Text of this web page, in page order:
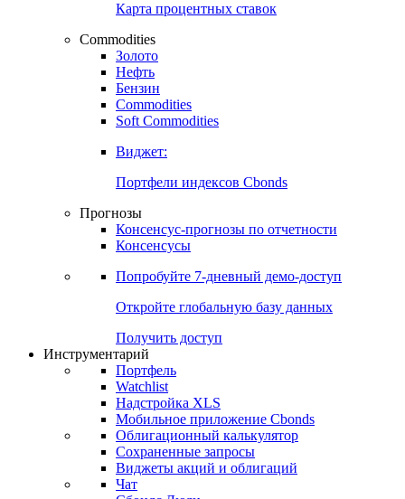
Карта процентных ставок
Commodities
Золото
Нефть
Бензин
Commodities
Soft Commodities
Виджет:
Портфели индексов Cbonds
Прогнозы
Консенсус-прогнозы по отчетности
Консенсусы
Попробуйте 7-дневный демо-доступ
Откройте глобальную базу данных
Получить доступ
Инструментарий
Портфель
Watchlist
Надстройка XLS
Мобильное приложение Cbonds
Облигационный калькулятор
Сохраненные запросы
Виджеты акций и облигаций
Чат